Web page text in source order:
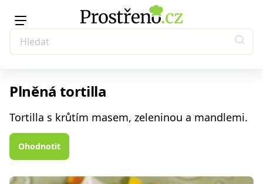
Plněná tortilla
Tortilla s krůtím masem, zeleninou a mandlemi.
Ohodnotit